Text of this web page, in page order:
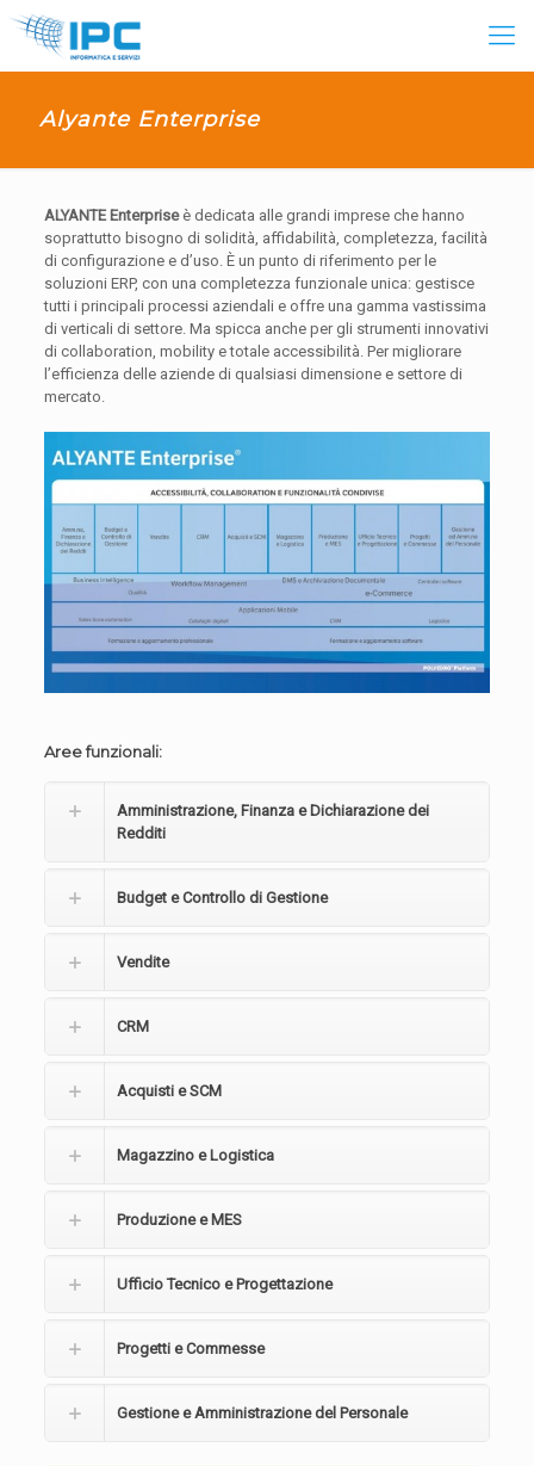
Alyante Enterprise
ALYANTE Enterpriseè dedicata alle grandi imprese che hanno
soprattutto bisogno di solidità, affidabilità, completezza, facilità
di configurazione e d’uso. È un punto di riferimento per le
soluzioni ERP, con una completezza funzionale unica: gestisce
tutti i principali processi aziendali e offre una gamma vastissima
di verticali di settore. Ma spicca anche per gli strumenti innovativi
di collaboration, mobility e totale accessibilità. Per migliorare
l’efficienza delle aziende di qualsiasi dimensione e settore di
mercato.
Aree funzionali:
Amministrazione, Finanza e Dichiarazione dei
Redditi
Budget e Controllo di Gestione
Vendite
CRM
Acquisti e SCM
Magazzino e Logistica
Produzione e MES
Ufficio Tecnico e Progettazione
Progetti e Commesse
Gestione e Amministrazione del Personale